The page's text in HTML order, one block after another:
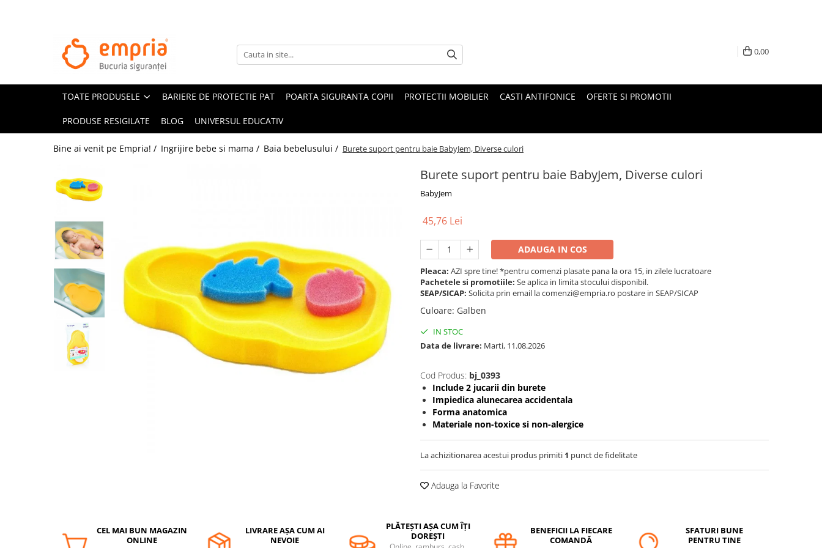
TOATE PRODUSELE
Oferte Protectii Laterale Pat
Bariere protectie pentru pat
Aparatori laterale patut bebe
Sigurante pentru sertare si usi
Sigurante geamuri si usi glisante
Kituri de siguranta pentru copii si
Protectii casa
Protectii utile
Poarta siguranta copii
Deflectoare pentru aer conditionat
Protectii exterior
Casti antifonice pentru copii si
Puericultura mare
0,00
TOATE PRODUSELE BARIERE DE PROTECTIE PAT POARTA SIGURANTA COPII PROTECTII MOBILIER CASTI ANTIFONICE OFERTE SI PROMOTII
PRODUSE RESIGILATE BLOG UNIVERSUL EDUCATIV
Bine ai venit pe Empria! / Ingrijire bebe si mama / Baia bebelusului / Burete suport pentru baie BabyJem, Diverse culori
Burete suport pentru baie BabyJem, Diverse culori
BabyJem
45,76 Lei
ADAUGA IN COS
Pleaca: AZI spre tine! *pentru comenzi plasate pana la ora 15, in zilele lucratoare
Pachetele si promotiile: Se aplica in limita stocului disponibil.
SEAP/SICAP: Solicita prin email la comenzi@empria.ro postare in SEAP/SICAP
Culoare: Galben
IN STOC
Data de livrare: Marti, 11.08.2026
Cod Produs: bj_0393
Include 2 jucarii din burete
Impiedica alunecarea accidentala
Forma anatomica
Materiale non-toxice si non-alergice
La achizitionarea acestui produs primiti 1 punct de fidelitate
Adauga la Favorite
CEL MAI BUN MAGAZIN
ONLINE
LIVRARE AȘA CUM AI
NEVOIE
PLĂTEȘTI AȘA CUM ÎȚI
DOREȘTI
BENEFICII LA FIECARE
COMANDĂ
SFATURI BUNE
PENTRU TINE